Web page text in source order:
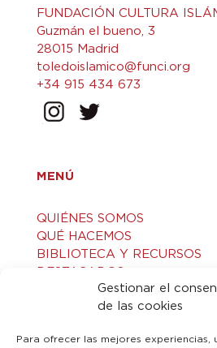
Gestionar el
de las cookies
Para ofrecer las mejores experiencias,
FUNDACIÓN CULTURA
Guzmán el bueno, 3
28015 Madrid
toledoislamico@funci.org
+34 915 434 673
MENÚ
QUIÉNES SOMOS
QUÉ HACEMOS
BIBLIOTECA Y RECURSOS
DESTACADOS
ACTIVIDADES
VISITAS GUIADAS